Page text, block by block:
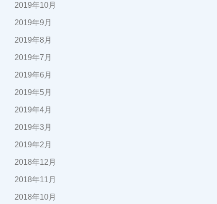
2019年10月
2019年9月
2019年8月
2019年7月
2019年6月
2019年5月
2019年4月
2019年3月
2019年2月
2018年12月
2018年11月
2018年10月